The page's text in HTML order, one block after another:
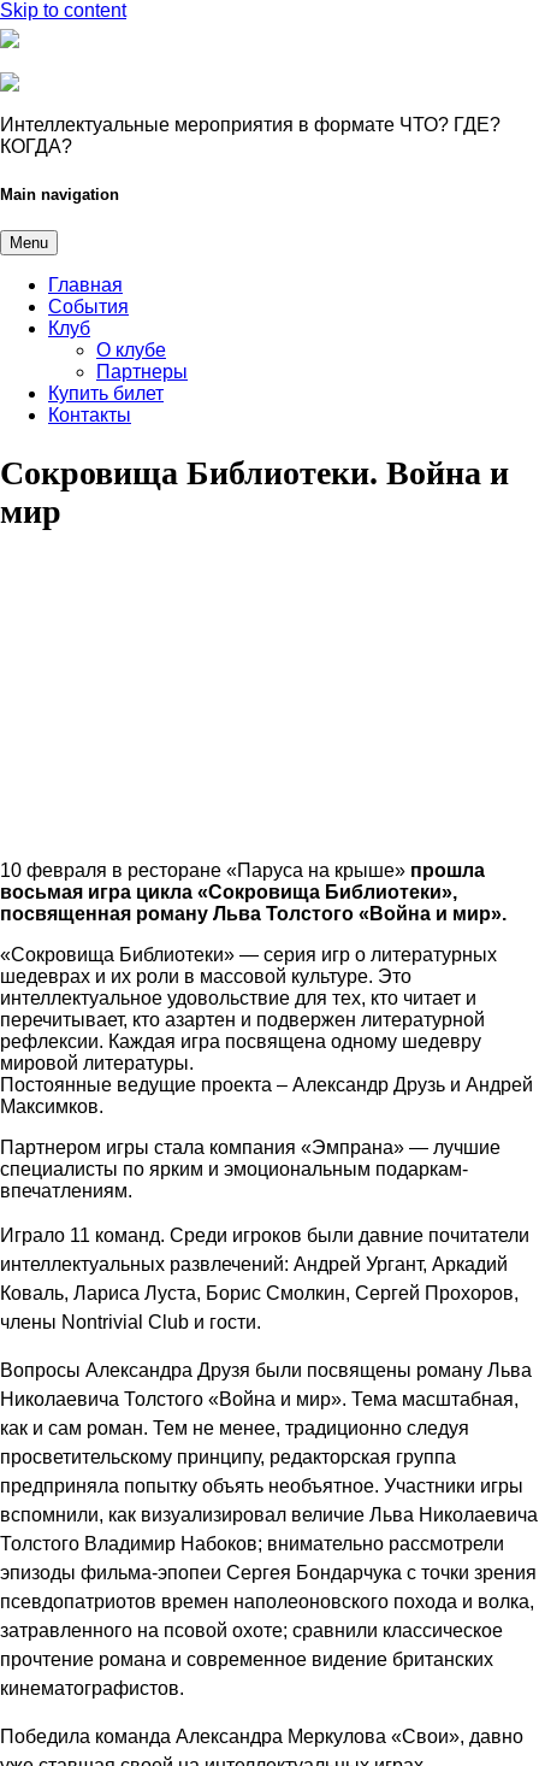
Skip to content
Интеллектуальные мероприятия в формате ЧТО? ГДЕ?
КОГДА?
Main navigation
Menu
Главная
События
Клуб
О клубе
Партнеры
Купить билет
Контакты
Сокровища Библиотеки. Война и
мир
10 февраля в ресторане «Паруса на крыше» прошла
восьмая игра цикла «Сокровища Библиотеки»,
посвященная роману Льва Толстого «Война и мир».
«Сокровища Библиотеки» — серия игр о литературных
шедеврах и их роли в массовой культуре. Это
интеллектуальное удовольствие для тех, кто читает и
перечитывает, кто азартен и подвержен литературной
рефлексии. Каждая игра посвящена одному шедевру
мировой литературы.
Постоянные ведущие проекта – Александр Друзь и Андрей
Максимков.
Партнером игры стала компания «Эмпрана» — лучшие
специалисты по ярким и эмоциональным подаркам-
впечатлениям.
Играло 11 команд. Среди игроков были давние почитатели
интеллектуальных развлечений: Андрей Ургант, Аркадий
Коваль, Лариса Луста, Борис Смолкин, Сергей Прохоров,
члены Nontrivial Club и гости.
Вопросы Александра Друзя были посвящены роману Льва
Николаевича Толстого «Война и мир». Тема масштабная,
как и сам роман. Тем не менее, традиционно следуя
просветительскому принципу, редакторская группа
предприняла попытку объять необъятное. Участники игры
вспомнили, как визуализировал величие Льва Николаевича
Толстого Владимир Набоков; внимательно рассмотрели
эпизоды фильма-эпопеи Сергея Бондарчука с точки зрения
псевдопатриотов времен наполеоновского похода и волка,
затравленного на псовой охоте; сравнили классическое
прочтение романа и современное видение британских
кинематографистов.
Победила команда Александра Меркулова «Свои», давно